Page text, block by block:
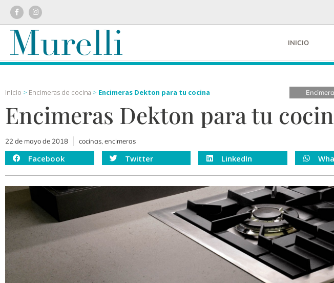
INICIO
Inicio > Encimeras de cocina > Encimeras Dekton para tu cocina
Encimeras Dekton para tu
22 de mayo de 2018 cocinas, encimeras
Facebook Twitter LinkedIn